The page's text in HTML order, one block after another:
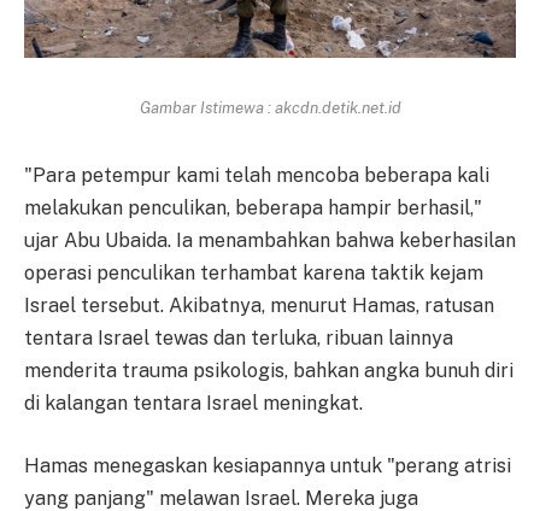
Gambar Istimewa : akcdn.detik.net.id
"Para petempur kami telah mencoba beberapa kali
melakukan penculikan, beberapa hampir berhasil,"
ujar Abu Ubaida. Ia menambahkan bahwa keberhasilan
operasi penculikan terhambat karena taktik kejam
Israel tersebut. Akibatnya, menurut Hamas, ratusan
tentara Israel tewas dan terluka, ribuan lainnya
menderita trauma psikologis, bahkan angka bunuh diri
di kalangan tentara Israel meningkat.
Hamas menegaskan kesiapannya untuk "perang atrisi
yang panjang" melawan Israel. Mereka juga